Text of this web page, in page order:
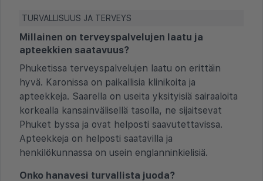
TURVALLISUUS JA TERVEYS
Millainen on terveyspalvelujen laatu ja
apteekkien saatavuus?
Phuketissa terveyspalvelujen laatu on erittäin
hyvä. Karonissa on paikallisia klinikoita ja
apteekkeja. Saarella on useita yksityisiä sairaaloita
korkealla kansainvälisellä tasolla, ne sijaitsevat
Phuket byssa ja ovat helposti saavutettavissa.
Apteekkeja on helposti saatavilla ja
henkilökunnassa on usein englanninkielisiä.
Onko hanavesi turvallista juoda?